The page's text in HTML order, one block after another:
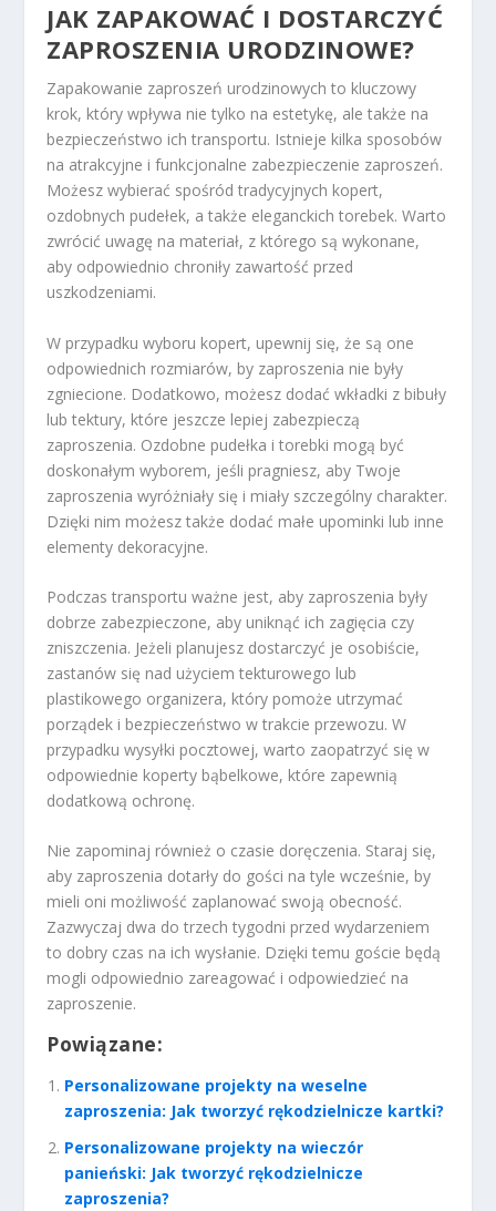
JAK ZAPAKOWAĆ I DOSTARCZYĆ
ZAPROSZENIA URODZINOWE?
Zapakowanie zaproszeń urodzinowych to kluczowy
krok, który wpływa nie tylko na estetykę, ale także na
bezpieczeństwo ich transportu. Istnieje kilka sposobów
na atrakcyjne i funkcjonalne zabezpieczenie zaproszeń.
Możesz wybierać spośród tradycyjnych kopert,
ozdobnych pudełek, a także eleganckich torebek. Warto
zwrócić uwagę na materiał, z którego są wykonane,
aby odpowiednio chroniły zawartość przed
uszkodzeniami.
W przypadku wyboru kopert, upewnij się, że są one
odpowiednich rozmiarów, by zaproszenia nie były
zgniecione. Dodatkowo, możesz dodać wkładki z bibuły
lub tektury, które jeszcze lepiej zabezpieczą
zaproszenia. Ozdobne pudełka i torebki mogą być
doskonałym wyborem, jeśli pragniesz, aby Twoje
zaproszenia wyróżniały się i miały szczególny charakter.
Dzięki nim możesz także dodać małe upominki lub inne
elementy dekoracyjne.
Podczas transportu ważne jest, aby zaproszenia były
dobrze zabezpieczone, aby uniknąć ich zagięcia czy
zniszczenia. Jeżeli planujesz dostarczyć je osobiście,
zastanów się nad użyciem tekturowego lub
plastikowego organizera, który pomoże utrzymać
porządek i bezpieczeństwo w trakcie przewozu. W
przypadku wysyłki pocztowej, warto zaopatrzyć się w
odpowiednie koperty bąbelkowe, które zapewnią
dodatkową ochronę.
Nie zapominaj również o czasie doręczenia. Staraj się,
aby zaproszenia dotarły do gości na tyle wcześnie, by
mieli oni możliwość zaplanować swoją obecność.
Zazwyczaj dwa do trzech tygodni przed wydarzeniem
to dobry czas na ich wysłanie. Dzięki temu goście będą
mogli odpowiednio zareagować i odpowiedzieć na
zaproszenie.
Powiązane:
Personalizowane projekty na weselne
zaproszenia: Jak tworzyć rękodzielnicze kartki?
Personalizowane projekty na wieczór
panieński: Jak tworzyć rękodzielnicze
zaproszenia?